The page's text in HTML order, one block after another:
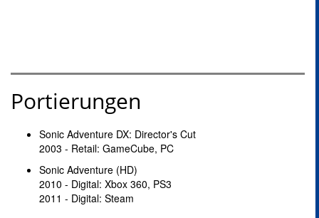
Portierungen
Sonic Adventure DX: Director's Cut
2003 - Retail: GameCube, PC
Sonic Adventure (HD)
2010 - Digital: Xbox 360, PS3
2011 - Digital: Steam